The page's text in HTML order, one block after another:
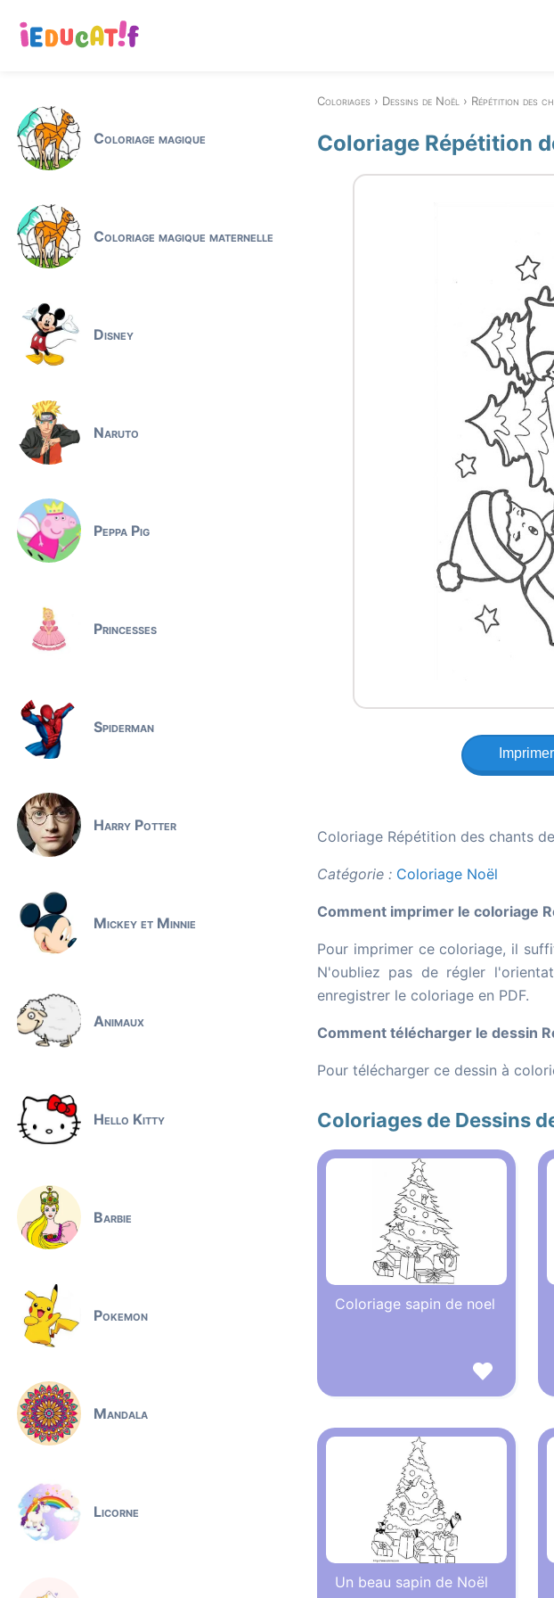
Coloriage magique
Coloriage magique maternelle
Disney
Naruto
Peppa Pig
Princesses
Spiderman
Harry Potter
Mickey et Minnie
Animaux
Hello Kitty
Barbie
Pokemon
Mandala
Licorne
Coloriages Dessins de Noël Répétition des
Coloriage Répétition
Imprimer
Coloriage Répétition des chants
Catégorie : Coloriage Noël
Comment imprimer le coloriage
Pour imprimer ce coloriage, il
N'oubliez pas de régler
enregistrer le coloriage en PDF.
Comment télécharger le dessin
Pour télécharger ce dessin à
Coloriages de Dessins
Coloriage sapin de noel
Un beau sapin de Noël